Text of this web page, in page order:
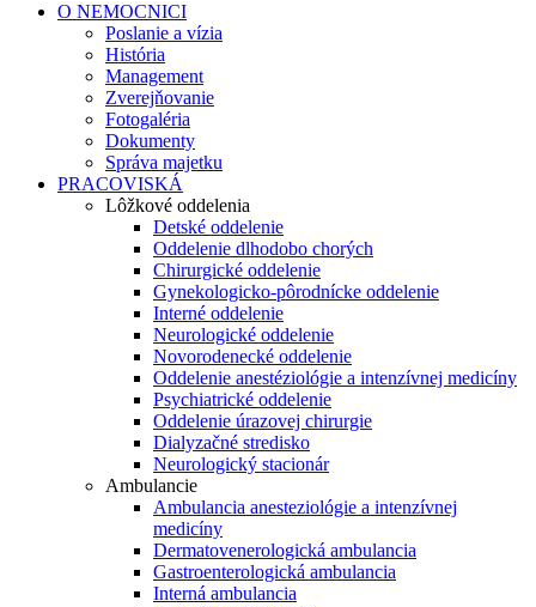
O NEMOCNICI
Poslanie a vízia
História
Management
Zverejňovanie
Fotogaléria
Dokumenty
Správa majetku
PRACOVISKÁ
Lôžkové oddelenia
Detské oddelenie
Oddelenie dlhodobo chorých
Chirurgické oddelenie
Gynekologicko-pôrodnícke oddelenie
Interné oddelenie
Neurologické oddelenie
Novorodenecké oddelenie
Oddelenie anestéziológie a intenzívnej medicíny
Psychiatrické oddelenie
Oddelenie úrazovej chirurgie
Dialyzačné stredisko
Neurologický stacionár
Ambulancie
Ambulancia anesteziológie a intenzívnej
medicíny
Dermatovenerologická ambulancia
Gastroenterologická ambulancia
Interná ambulancia